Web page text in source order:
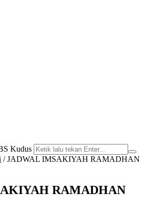
Kudus
/ JADWAL IMSAKIYAH RAMADHAN
RAMADHAN